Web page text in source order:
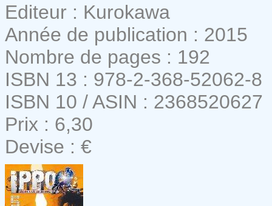
Editeur : Kurokawa
Année de publication : 2015
Nombre de pages : 192
ISBN 13 : 978-2-368-52062-8
ISBN 10 / ASIN : 2368520627
Prix : 6,30
Devise : €